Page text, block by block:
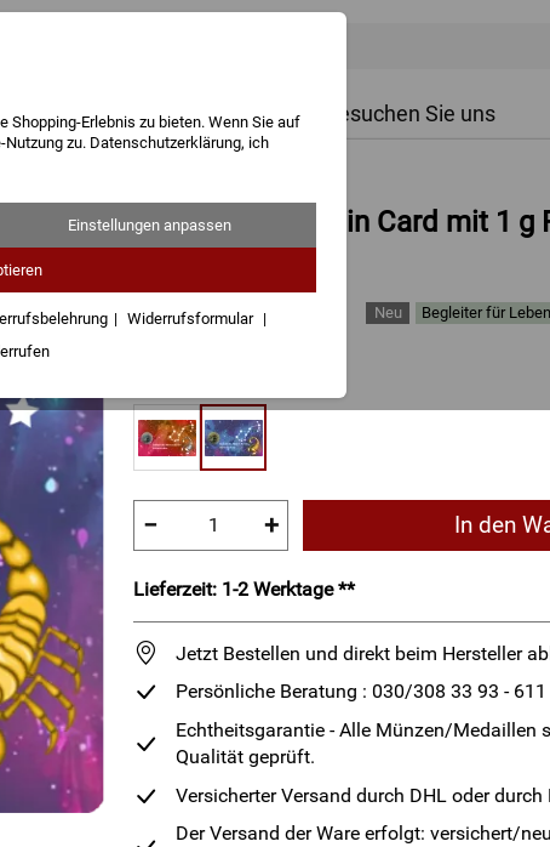
Shopping-Erlebnis zu bieten. Wenn Sie auf
zu. Datenschutzerklärung, ich
Einstellungen anpassen
Widerrufsformular
Geschenke Besuchen Sie uns
Sternzeichen-Coin Card mit 1 g
Begleiter für
− + In den
Lieferzeit: 1-2 Werktage **
Jetzt Bestellen und direkt beim Hersteller
Persönliche Beratung : 030/308 33 93 - 611
Echtheitsgarantie - Alle Münzen/Medaillen
Qualität geprüft.
Versicherter Versand durch DHL oder durch
Der Versand der Ware erfolgt: versichert/